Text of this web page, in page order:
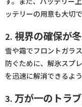
ッテリーの用意も大切で
2. 視界の確保が
雪や霜でフロントガラ
防ぐために、解氷スプ
を迅速に解消できるよ
3. 万が一のトラ